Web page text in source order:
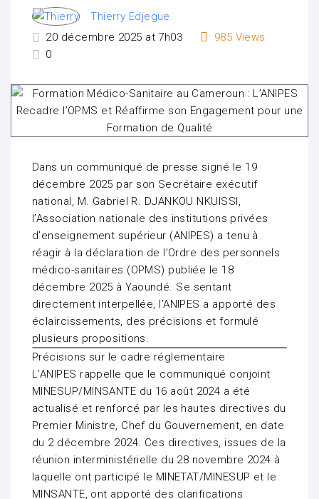
Thierry Edjegue
20 décembre 2025 at 7h03
985 Views
0
Dans un communiqué de presse signé le 19
décembre 2025 par son Secrétaire exécutif
national, M. Gabriel R. DJANKOU NKUISSI,
l’Association nationale des institutions privées
d’enseignement supérieur (ANIPES) a tenu à
réagir à la déclaration de l’Ordre des personnels
médico-sanitaires (OPMS) publiée le 18
décembre 2025 à Yaoundé. Se sentant
directement interpellée, l’ANIPES a apporté des
éclaircissements, des précisions et formulé
plusieurs propositions.
Précisions sur le cadre réglementaire
L’ANIPES rappelle que le communiqué conjoint
MINESUP/MINSANTE du 16 août 2024 a été
actualisé et renforcé par les hautes directives du
Premier Ministre, Chef du Gouvernement, en date
du 2 décembre 2024. Ces directives, issues de la
réunion interministérielle du 28 novembre 2024 à
laquelle ont participé le MINETAT/MINESUP et le
MINSANTE, ont apporté des clarifications